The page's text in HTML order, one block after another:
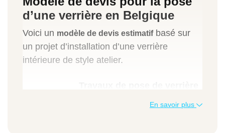
d’une verrière en Belgique
Voici un modèle de devis estimatifbasé sur
un projet d’installation d’une verrière
intérieure de style atelier.
Quantité
En savoir plus